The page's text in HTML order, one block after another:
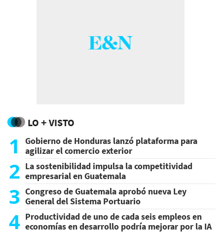
LO + VISTO
1
Gobierno de Honduras lanzó plataforma para
agilizar el comercio exterior
2 La sostenibilidad impulsa la competitividad
empresarial en Guatemala
3 Congreso de Guatemala aprobó nueva Ley
General del Sistema Portuario
4 Productividad de uno de cada seis empleos en
economías en desarrollo podría mejorar por la IA